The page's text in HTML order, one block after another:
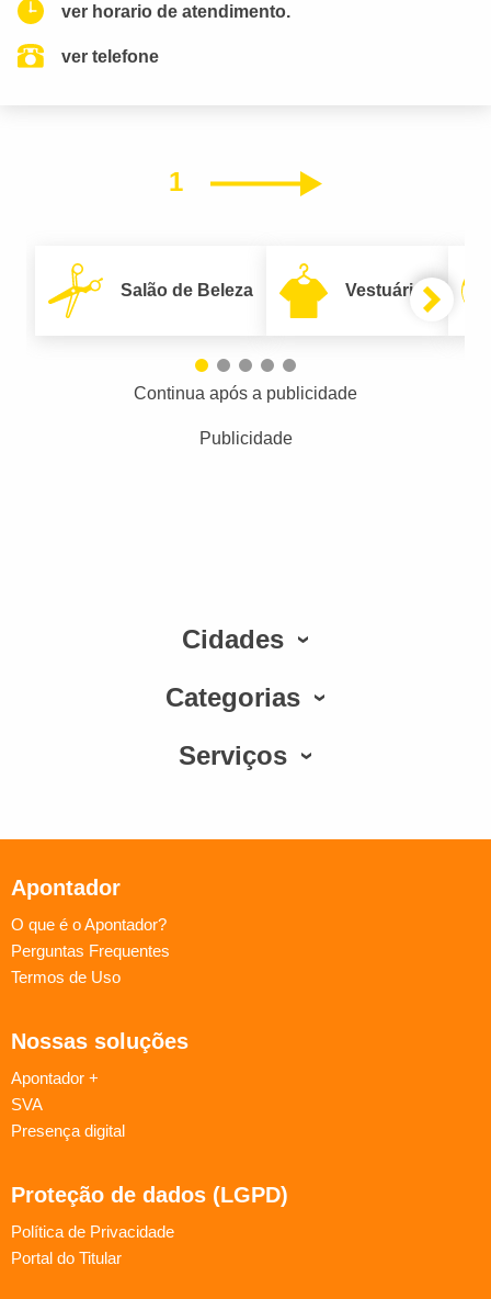
ver horario de atendimento.
ver telefone
1 Próximo
Salão de Beleza Vestuário
Continua após a publicidade
Publicidade
Cidades
Categorias
Serviços
Apontador
O que é o Apontador?
Perguntas Frequentes
Termos de Uso
Nossas soluções
Apontador +
SVA
Presença digital
Proteção de dados (LGPD)
Política de Privacidade
Portal do Titular